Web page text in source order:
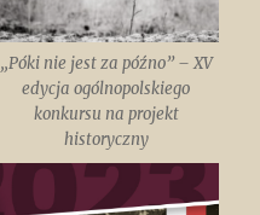
„Póki nie jest za późno” – XV
edycja ogólnopolskiego
konkursu na projekt
historyczny